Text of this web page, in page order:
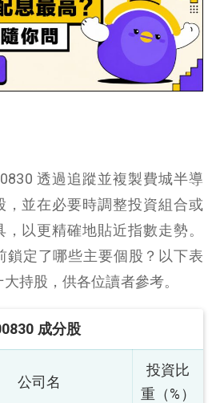
透過追蹤並複製費城半導
，並在必要時調整投資組合或
以更精確地貼近指數走勢。
鎖定了哪些主要個股？以下表
持股，供各位讀者參考。
成分股
公司名
投資比
重（%）